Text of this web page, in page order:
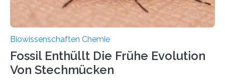
Biowissenschaften Chemie
Fossil Enthüllt Die Frühe Evolution
Von Stechmücken